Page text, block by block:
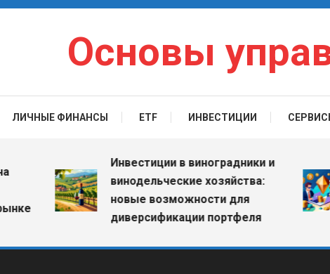
Основы
ЛИЧНЫЕ ФИНАНСЫ ETF ИНВЕСТИЦИИ
Инвестиции в виноградники и
винодельческие хозяйства:
новые возможности для
диверсификации портфеля